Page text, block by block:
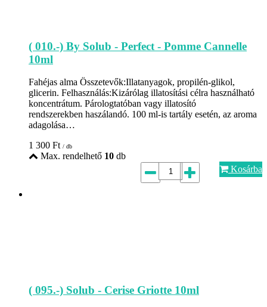
( 010.-) By Solub - Perfect - Pomme Cannelle
10ml
Fahéjas alma Összetevők:Illatanyagok, propilén-glikol,
glicerin. Felhasználás:Kizárólag illatosítási célra használható
koncentrátum. Párologtatóban vagy illatosító
rendszerekben haszálandó. 100 ml-is tartály esetén, az aroma
adagolása…
1 300 Ft / db
Max. rendelhető 10 db
Kosárba
( 095.-) Solub - Cerise Griotte 10ml